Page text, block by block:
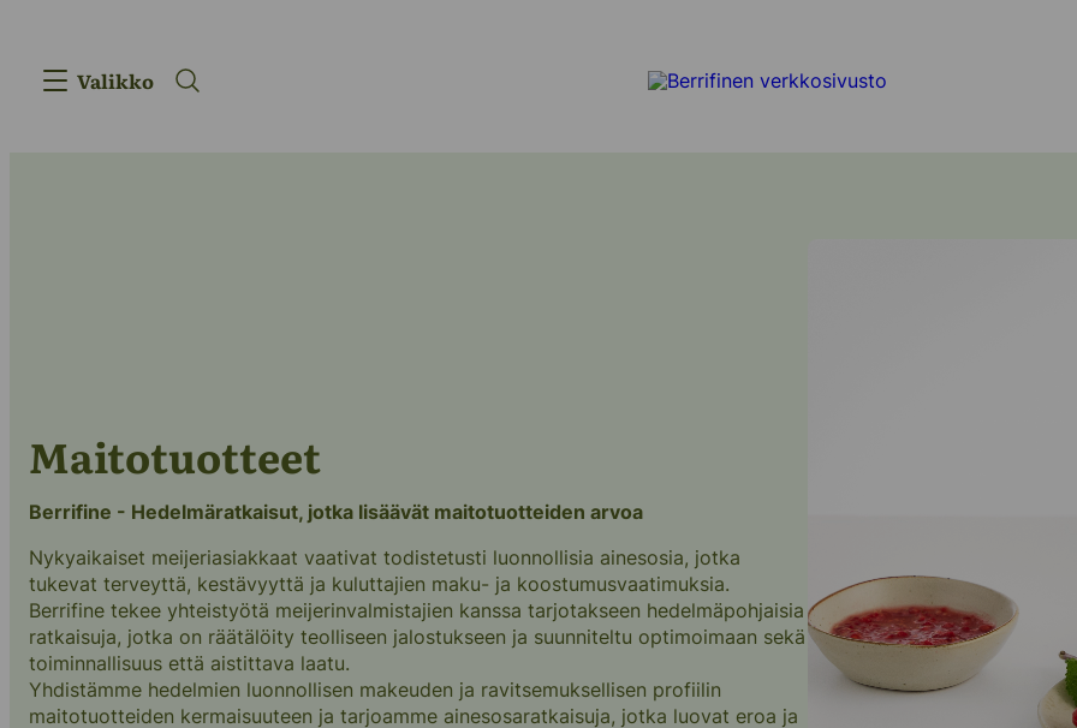
Valikko
Tuotteet
Innovaatio
Toimitusketju
Tarinamme
Maitotuotteet
Berrifine - Hedelmäratkaisut, jotka lisäävät maitotuotteiden arvoa
Nykyaikaiset meijeriasiakkaat vaativat todistetusti luonnollisia ainesosia, jotka
tukevat terveyttä, kestävyyttä ja kuluttajien maku- ja koostumusvaatimuksia.
Berrifine tekee yhteistyötä meijerinvalmistajien kanssa tarjotakseen hedelmäpohjaisia
ratkaisuja, jotka on räätälöity teolliseen jalostukseen ja suunniteltu optimoimaan sekä
toiminnallisuus että aistittava laatu.
Yhdistämme hedelmien luonnollisen makeuden ja ravitsemuksellisen profiilin
maitotuotteiden kermaisuuteen ja tarjoamme ainesosaratkaisuja, jotka luovat eroa ja